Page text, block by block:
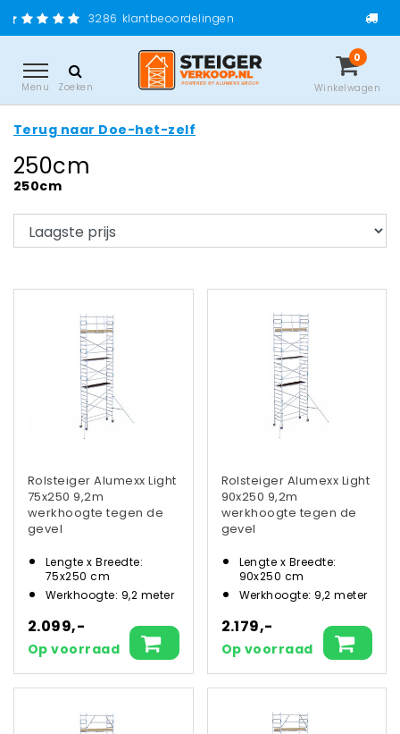
klantbeoordelingen Gratis verzending
Menu Zoeken
0
Winkelwagen
Terug naar Doe-het-zelf
250cm
250cm
Rolsteiger Alumexx Light
75x250 9,2m
werkhoogte tegen de
gevel
Lengte x Breedte:
75x250 cm
Werkhoogte: 9,2 meter
2.099,-
Op voorraad
Rolsteiger Alumexx Light
90x250 9,2m
werkhoogte tegen de
gevel
Lengte x Breedte:
90x250 cm
Werkhoogte: 9,2 meter
2.179,-
Op voorraad